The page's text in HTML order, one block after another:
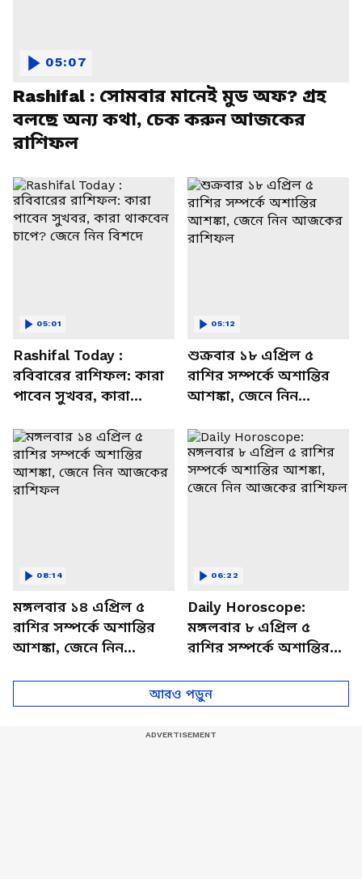
Rashifal : সোমবার মানেই মুড অফ? গ্রহ
বলছে অন্য কথা, চেক করুন আজকের
রাশিফল
05:07
Rashifal Today :
রবিবারের রাশিফল: কারা
পাবেন সুখবর, কারা
বিশদে
05:01
শুক্রবার ১৮ এপ্রিল ৫
রাশির সম্পর্কে অশান্তির
আশঙ্কা, জেনে নিন
05:12
মঙ্গলবার ১৪ এপ্রিল ৫
রাশির সম্পর্কে অশান্তির
আশঙ্কা, জেনে নিন
08:14
Daily Horoscope:
মঙ্গলবার ৮ এপ্রিল ৫
রাশির সম্পর্কে অশান্তির
আজকের রাশিফল
06:22
আরও পড়ুন